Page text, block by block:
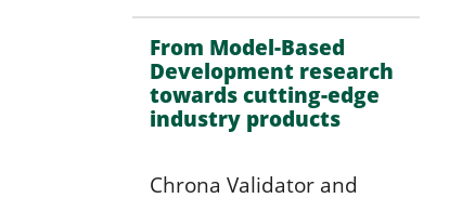
From Model-Based
Development research
towards cutting-edge
industry products
Chrona Validator and